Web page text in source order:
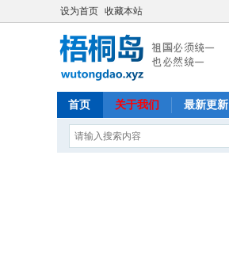
设为首页 收藏本站
首页 关于我们 最新更新